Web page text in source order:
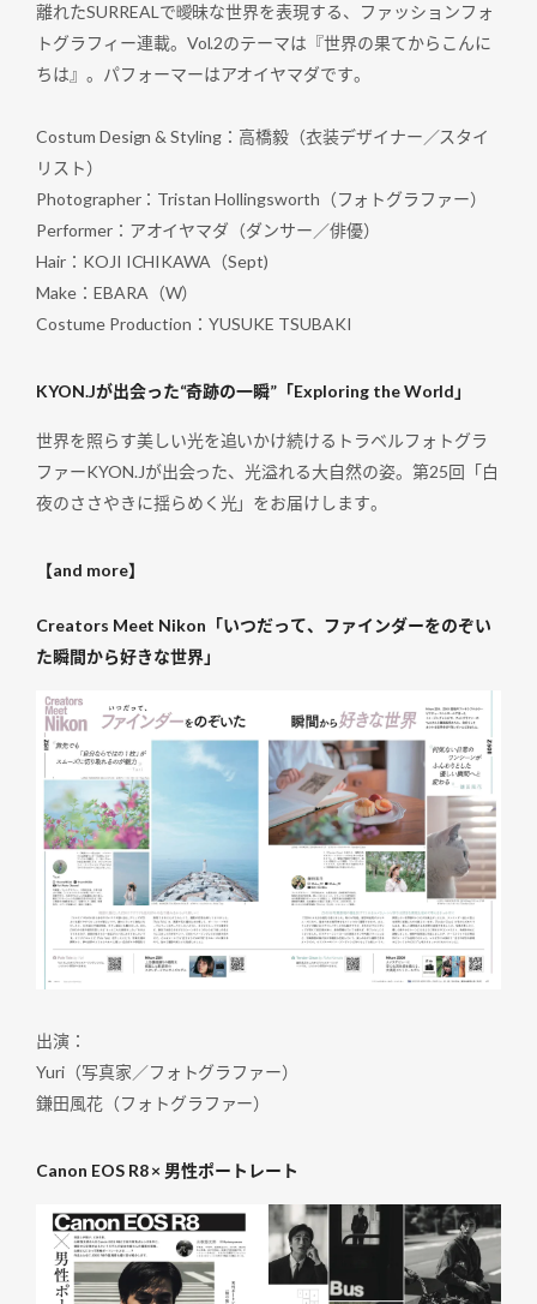
離れたSURREALで曖昧な世界を表現する、ファッションフォ
トグラフィー連載。Vol.2のテーマは『世界の果てからこんに
ちは』。パフォーマーはアオイヤマダです。
Costum Design & Styling：高橋毅（衣装デザイナー／スタイ
リスト）
Photographer：Tristan Hollingsworth（フォトグラファー）
Performer：アオイヤマダ（ダンサー／俳優）
Hair：KOJI ICHIKAWA（Sept)
Make：EBARA（W）
Costume Production：YUSUKE TSUBAKI
KYON.Jが出会った“奇跡の一瞬”「Exploring the World」
世界を照らす美しい光を追いかけ続けるトラベルフォトグラ
ファーKYON.Jが出会った、光溢れる大自然の姿。第25回「白
夜のささやきに揺らめく光」をお届けします。
【and more】
Creators Meet Nikon「いつだって、ファインダーをのぞい
た瞬間から好きな世界」
出演：
Yuri（写真家／フォトグラファー）
鎌田風花（フォトグラファー）
Canon EOS R8 × 男性ポートレート